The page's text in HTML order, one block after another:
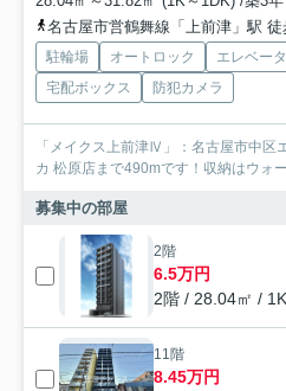
名古屋市営鶴舞線「上前津」駅 徒
駐輪場 オートロック エレベー
宅配ボックス
防犯カメラ
「メイクス上前津Ⅳ」：名古屋市中区
カ 松原店まで490mです！収納はウォ
募集中の部屋
2階
6.5万円
2階 / 28.04㎡ / 1K
11階
8.45万円